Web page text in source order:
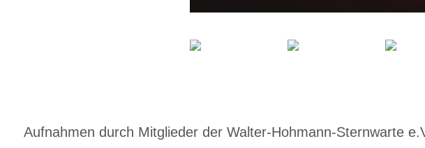
Aufnahmen durch Mitglieder der Walter-Hohmann-Sternwarte